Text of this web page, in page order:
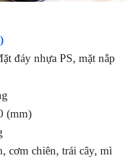
đáy nhựa PS, mặt nắp
(mm)
cơm chiên, trái cây, mì